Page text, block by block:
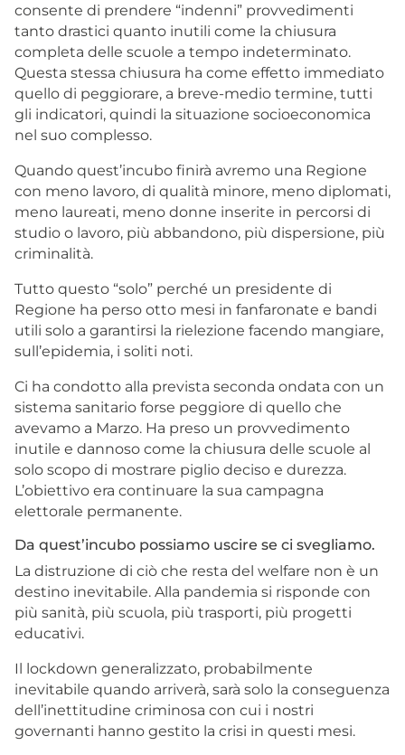
consente di prendere “indenni” provvedimenti
tanto drastici quanto inutili come la chiusura
completa delle scuole a tempo indeterminato.
Questa stessa chiusura ha come effetto immediato
quello di peggiorare, a breve-medio termine, tutti
gli indicatori, quindi la situazione socioeconomica
nel suo complesso.
Quando quest’incubo finirà avremo una Regione
con meno lavoro, di qualità minore, meno diplomati,
meno laureati, meno donne inserite in percorsi di
studio o lavoro, più abbandono, più dispersione, più
criminalità.
Tutto questo “solo” perché un presidente di
Regione ha perso otto mesi in fanfaronate e bandi
utili solo a garantirsi la rielezione facendo mangiare,
sull’epidemia, i soliti noti.
Ci ha condotto alla prevista seconda ondata con un
sistema sanitario forse peggiore di quello che
avevamo a Marzo. Ha preso un provvedimento
inutile e dannoso come la chiusura delle scuole al
solo scopo di mostrare piglio deciso e durezza.
L’obiettivo era continuare la sua campagna
elettorale permanente.
Da quest’incubo possiamo uscire se ci svegliamo.
La distruzione di ciò che resta del welfare non è un
destino inevitabile. Alla pandemia si risponde con
più sanità, più scuola, più trasporti, più progetti
educativi.
Il lockdown generalizzato, probabilmente
inevitabile quando arriverà, sarà solo la conseguenza
dell’inettitudine criminosa con cui i nostri
governanti hanno gestito la crisi in questi mesi.